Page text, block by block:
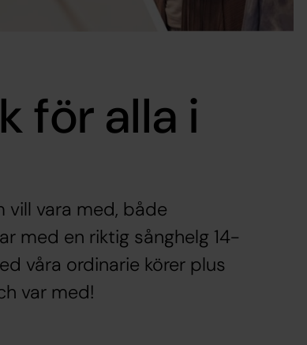
för alla i
vill vara med, både
med en riktig sånghelg 14-
våra ordinarie körer plus
var med!